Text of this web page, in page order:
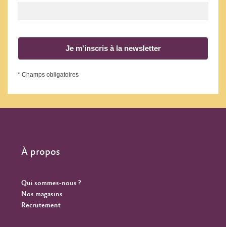
Je m'inscris à la newsletter
* Champs obligatoires
À propos
Qui sommes-nous ?
Nos magasins
Recrutement